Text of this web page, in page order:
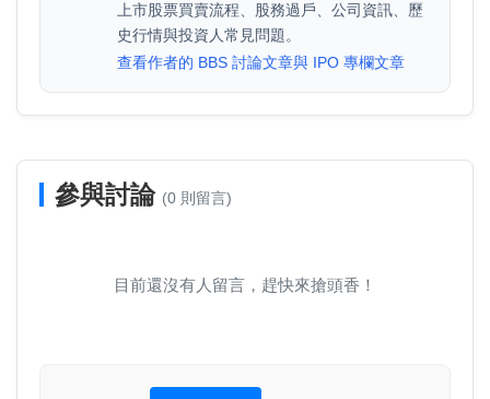
上市股票買賣流程、股務過戶、公司資訊、歷
史行情與投資人常見問題。
查看作者的 BBS 討論文章與 IPO 專欄文章
參與討論 (0 則留言)
目前還沒有人留言，趕快來搶頭香！